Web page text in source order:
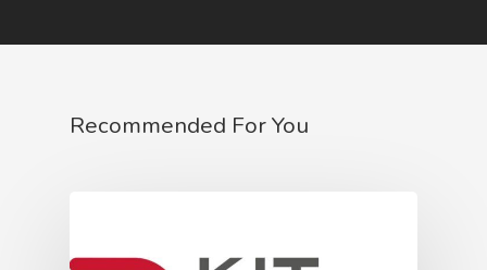
Recommended For You